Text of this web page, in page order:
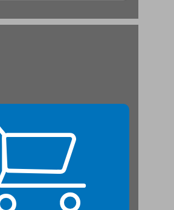
חלק ראשון: פריצות והיחלצויות נועזות ... 17